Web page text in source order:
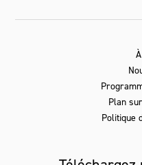
Plan
Politique